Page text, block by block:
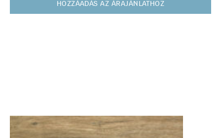
HOZZÁADÁS AZ ÁRAJÁNLATHOZ